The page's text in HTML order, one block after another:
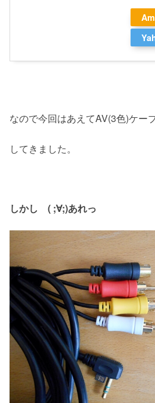
なので今回はあえてAV(3色)ケー
してきました。
しかし ( ;∀;)あれっ